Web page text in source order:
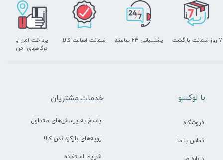
پشتیبانی ۲۴ ساعته
پرداخت امن با
درگاههای امن
۷ روز ضمانت بازگشت ضمانت اصالت کالا
خدمات مشتریان
پاسخ به پرسش‌های متداول
رویه‌های بازگرداندن کالا
شرایط استفاده
​با لوکسو
فروشگاه
تماس با ما